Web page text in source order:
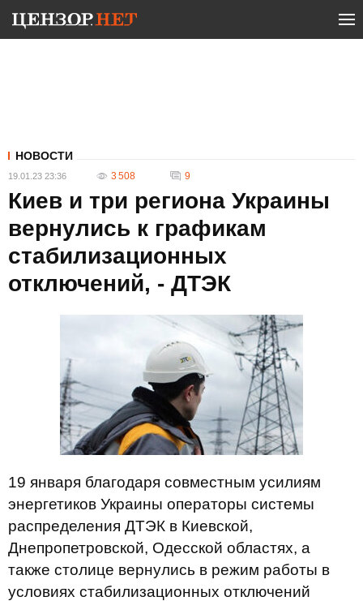
НОВОСТИ
19.01.23 23:36 3 508 9
Киев и три региона Украины
вернулись к графикам
стабилизационных
отключений, - ДТЭК
19 января благодаря совместным усилиям
энергетиков Украины операторы системы
распределения ДТЭК в Киевской,
Днепропетровской, Одесской областях, а
также столице вернулись в режим работы в
условиях стабилизационных отключений